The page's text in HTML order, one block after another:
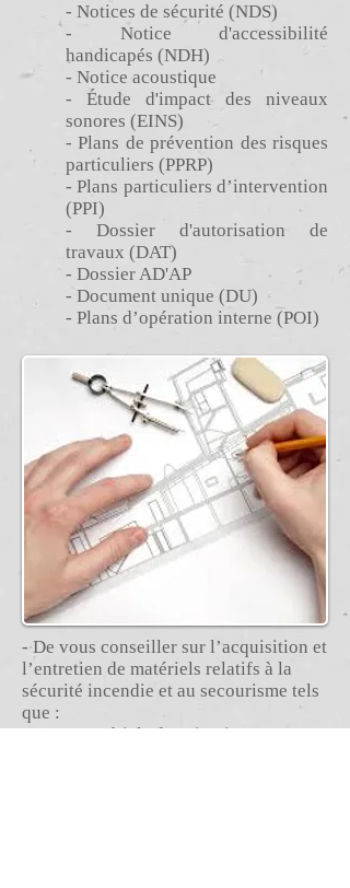
- Notices de sécurité (NDS)
- Notice d'accessibilité
handicapés (NDH)
- Notice acoustique
- Étude d'impact des niveaux
sonores (EINS)
- Plans de prévention des risques
particuliers (PPRP)
- Plans particuliers d’intervention
(PPI)
- Dossier d'autorisation de
travaux (DAT)
- Dossier AD'AP
- Document unique (DU)
- Plans d’opération interne (POI)
- De vous conseiller sur l’acquisition et
l’entretien de matériels relatifs à la
sécurité incendie et au secourisme tels
que :
- Matériels d’extinction et